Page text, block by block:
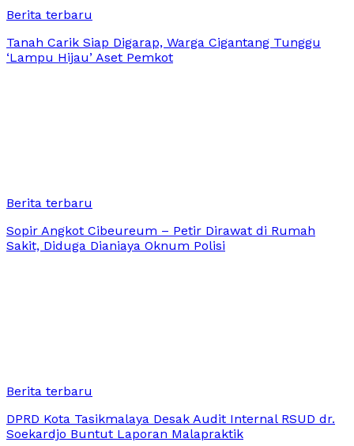
Berita terbaru
Tanah Carik Siap Digarap, Warga Cigantang Tunggu
‘Lampu Hijau’ Aset Pemkot
Berita terbaru
Sopir Angkot Cibeureum – Petir Dirawat di Rumah
Sakit, Diduga Dianiaya Oknum Polisi
Berita terbaru
DPRD Kota Tasikmalaya Desak Audit Internal RSUD dr.
Soekardjo Buntut Laporan Malapraktik